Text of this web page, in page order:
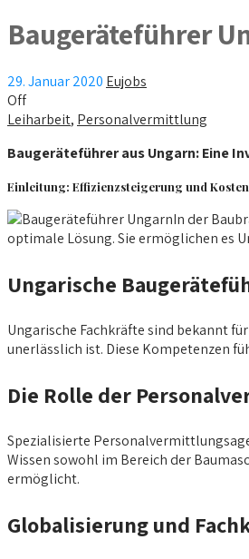
Baugeräteführer
29. Januar 2020 Eujobs
Off
Leiharbeit, Personalvermittlung
Baugeräteführer aus Ungarn: Eine
Einleitung: Effizienzsteigerung und
In der
optimale Lösung. Sie ermöglichen es
Ungarische
Ungarische Fachkräfte sind bekannt
unerlässlich ist. Diese Kompetenzen
Die Rolle der
Spezialisierte
Wissen sowohl im Bereich der
ermöglicht.
Globalisierung und